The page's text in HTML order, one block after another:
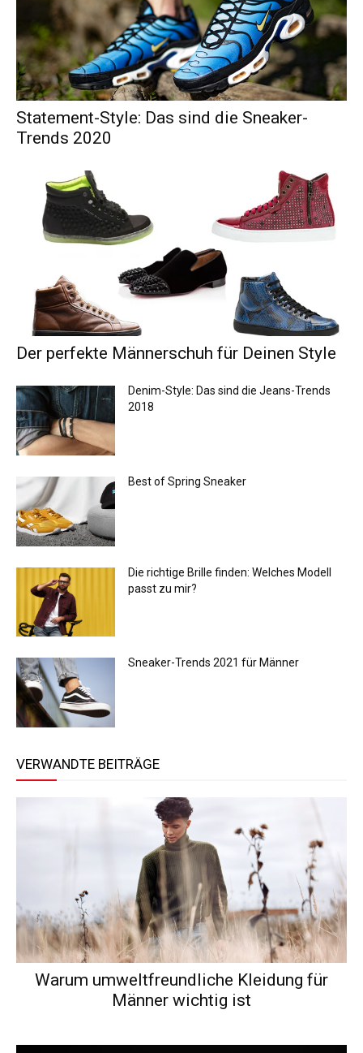
Statement-Style: Das sind die Sneaker-
Trends 2020
Der perfekte Männerschuh für Deinen Style
Denim-Style: Das sind die Jeans-Trends
2018
Best of Spring Sneaker
Die richtige Brille finden: Welches Modell
passt zu mir?
Sneaker-Trends 2021 für Männer
VERWANDTE BEITRÄGE
Warum umweltfreundliche Kleidung für
Männer wichtig ist